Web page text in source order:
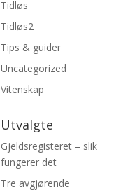
Tidløs
Tidløs2
Tips & guider
Uncategorized
Vitenskap
Utvalgte
Gjeldsregisteret – slik
fungerer det
Tre avgjørende